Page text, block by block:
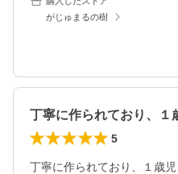
がじゅまるの樹
5
丁寧に作られており、１歳